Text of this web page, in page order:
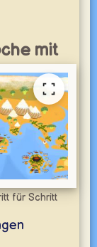
mit
für Schritt